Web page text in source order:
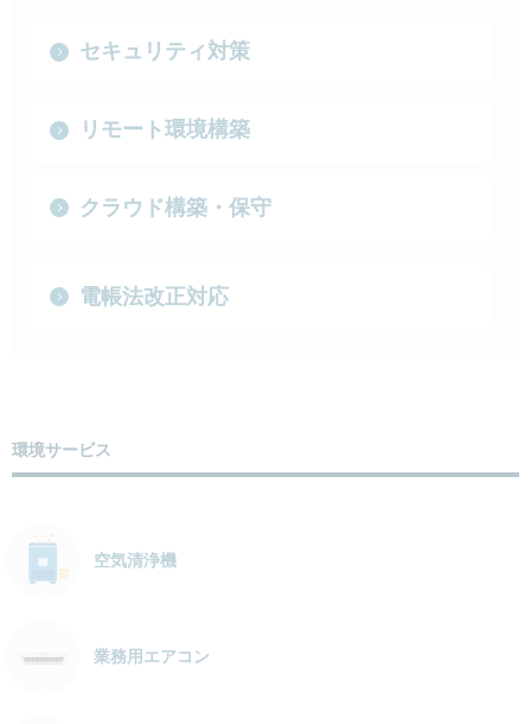
セキュリティ対策
リモート環境構築
クラウド構築・保守
電帳法改正対応
環境サービス
空気清浄機
業務用エアコン